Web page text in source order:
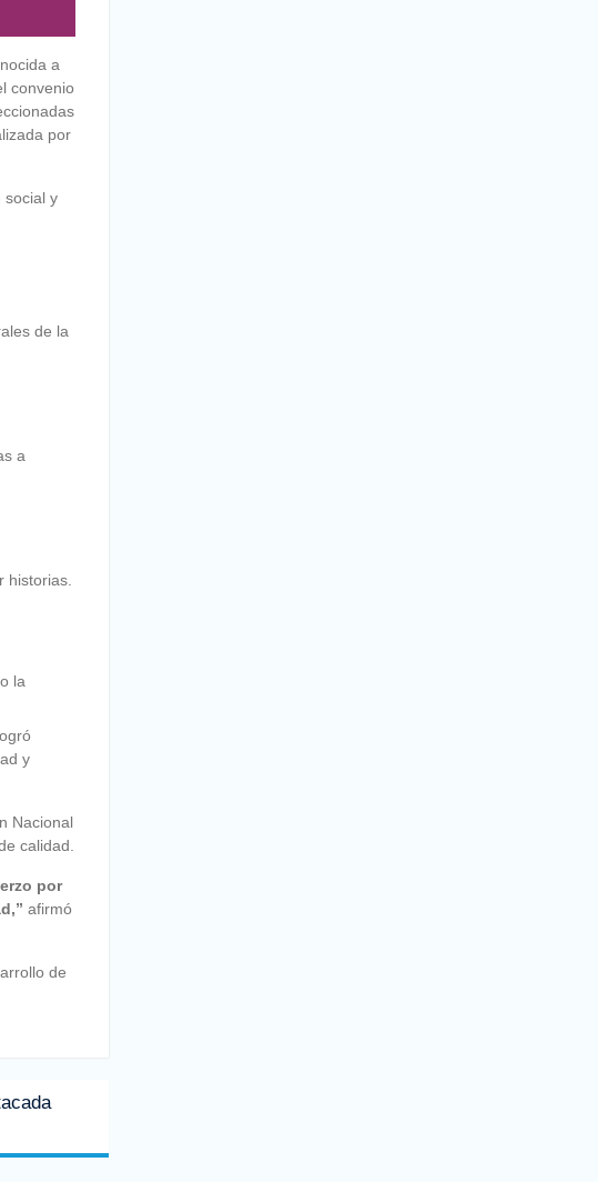
a
convenio
por
social y
de la
a
historias.
la
y
Nacional
calidad.
por
afirmó
de